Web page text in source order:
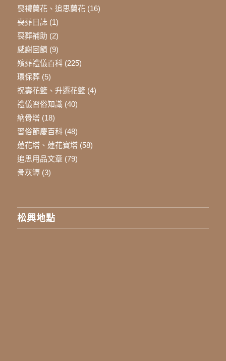
喪禮蘭花、追思蘭花(16)
喪葬日誌(1)
喪葬補助 (2)
感謝回饋(9)
殯葬禮儀百科(225)
環保葬(5)
祝壽花籃、升遷花籃(4)
禮儀習俗知識(40)
納骨塔(18)
習俗節慶百科(48)
蓮花塔、蓮花寶塔(58)
追思用品文章(79)
骨灰罈(3)
松興地點